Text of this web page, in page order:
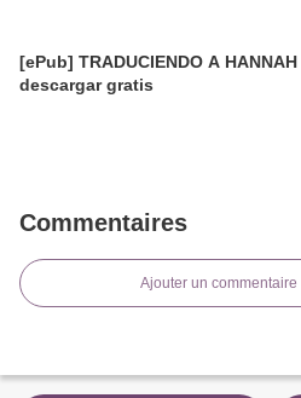
[ePub] TRADUCIENDO A HANNAH
descargar gratis
Commentaires
Ajouter un commentaire